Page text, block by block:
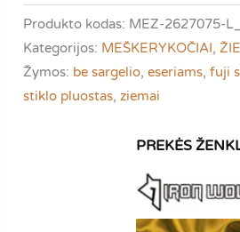
Nanocristal
Light
Produkto kodas: MEZ-2627075-
Kategorijos: MEŠKERYKOČIAI ,
Žymos: be sargelio ,eseriams ,fuji
stiklo pluostas ,ziemai